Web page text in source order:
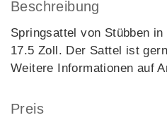
Beschreibung
Springsattel von Stübben
17.5 Zoll. Der Sattel ist
Weitere Informationen auf
Preis